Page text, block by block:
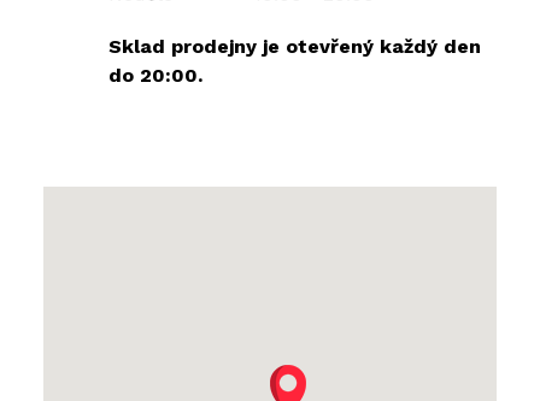
Sklad prodejny je otevřený každý den
do 20:00.